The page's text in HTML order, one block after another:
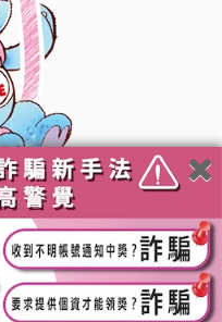
Rights Reserved.隱私